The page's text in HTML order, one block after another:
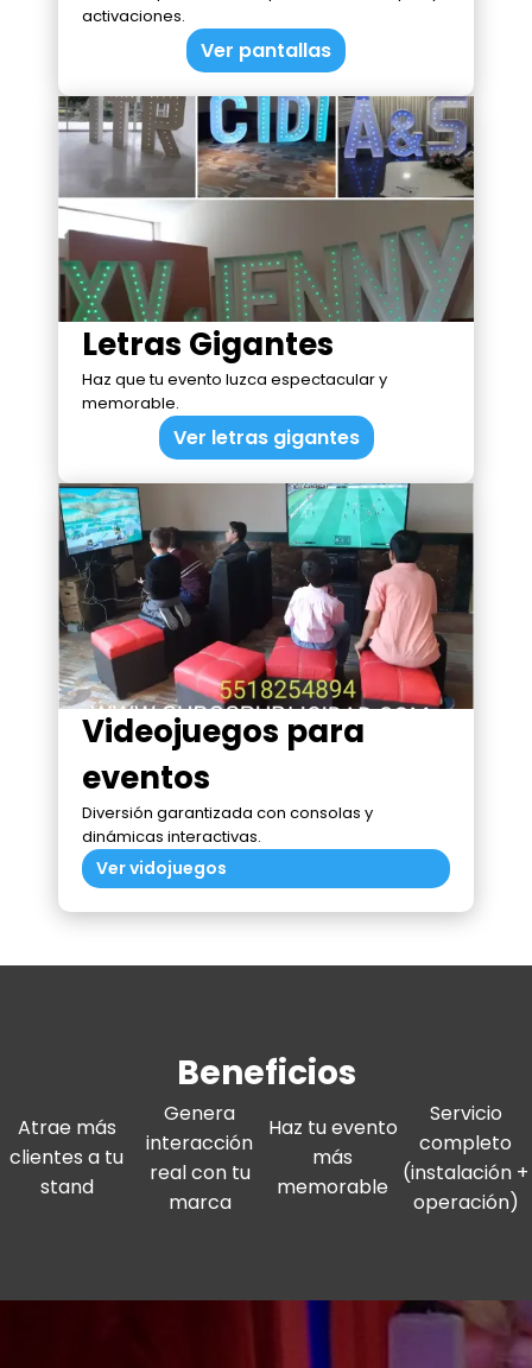
activaciones.
Ver pantallas
Letras Gigantes
Haz que tu evento luzca espectacular y
memorable.
Ver letras gigantes
Videojuegos para
eventos
Diversión garantizada con consolas y
dinámicas interactivas.
Ver vidojuegos
Beneficios
Atrae más
clientes a tu
stand
Genera
interacción
real con tu
marca
Haz tu evento
más
memorable
Servicio
completo
(instalación +
operación)